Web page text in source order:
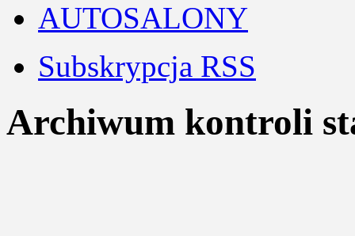
AUTOSALONY
Subskrypcja RSS
Archiwum kontroli